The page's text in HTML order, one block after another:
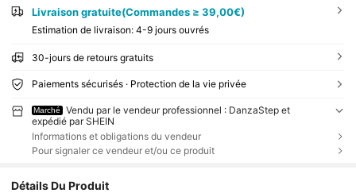
Livraison gratuite(Commandes ≥ 39,00€)
Estimation de livraison: 4-9 jours ouvrés
30-jours de retours gratuits
Paiements sécurisés · Protection de la vie privée
Marché
Vendu par le vendeur professionnel : DanzaStep et
expédié par SHEIN
Informations et obligations du vendeur
Pour signaler ce vendeur et/ou ce produit
Détails Du Produit